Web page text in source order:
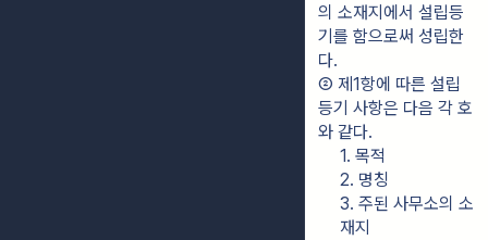
의 소재지에서 설립등
기를 함으로써 성립한
다.
② 제1항에 따른 설립
등기 사항은 다음 각 호
와 같다.
1. 목적
2. 명칭
3. 주된 사무소의 소
재지